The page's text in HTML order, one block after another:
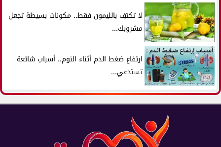
لا تكتفِ بالليمون فقط.. مكونات بسيطة تجعل
مشروبك...
ارتفاع ضغط الدم أثناء النوم.. أسباب شائعة
تستدعي...